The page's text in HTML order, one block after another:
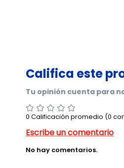
0 Calificación promedio (0
No hay comentarios.